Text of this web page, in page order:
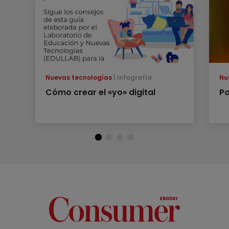
Nuevas tecnologías Infografía
Cómo crear el «yo» digital